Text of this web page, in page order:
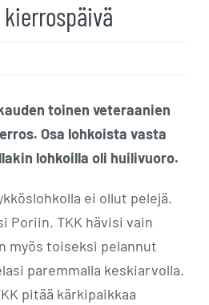
toinen veteraanien
Osa lohkoista vasta
lohkoilla oli huilivuoro.
ei ollut pelejä.
Poriin. TKK hävisi vain
myös toiseksi pelannut
paremmalla keskiarvolla.
pitää kärkipaikkaa